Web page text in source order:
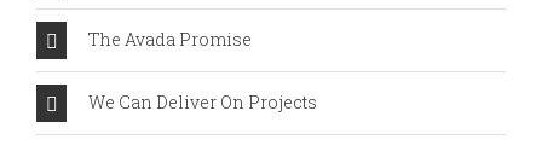
The Avada Promise
We Can Deliver On Projects